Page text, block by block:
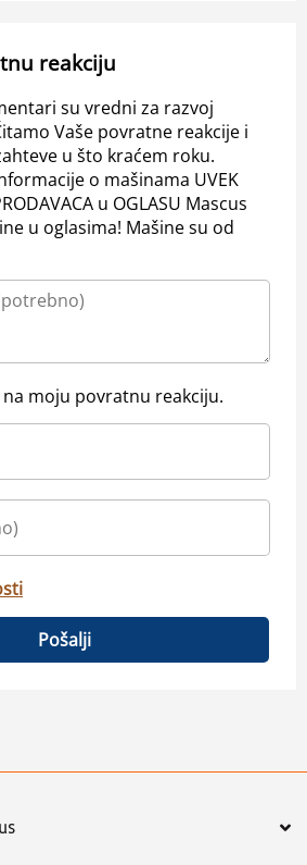
reakciju
su vredni za razvoj
Vaše povratne reakcije i
u što kraćem roku.
o mašinama UVEK
u OGLASU Mascus
u oglasima! Mašine su od
moju povratnu reakciju.
Pošalji